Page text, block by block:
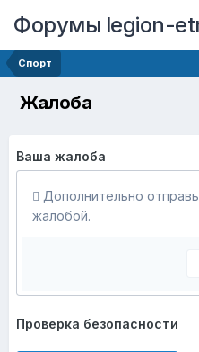
Форумы legion-
Спорт
Жалоба
Ваша жалоба
Дополнительно
жалобой.
Проверка безопасности